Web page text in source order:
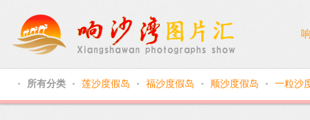
● 所有分类 ● 莲沙度假岛 ● 福沙度假岛 ● 顺沙度假岛 ● 一粒沙